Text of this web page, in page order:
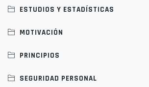
ESTUDIOS Y ESTADÍSTICAS
MOTIVACIÓN
PRINCIPIOS
SEGURIDAD PERSONAL